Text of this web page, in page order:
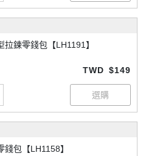
鍊零錢包【LH1191】
TWD $149
包【LH1158】